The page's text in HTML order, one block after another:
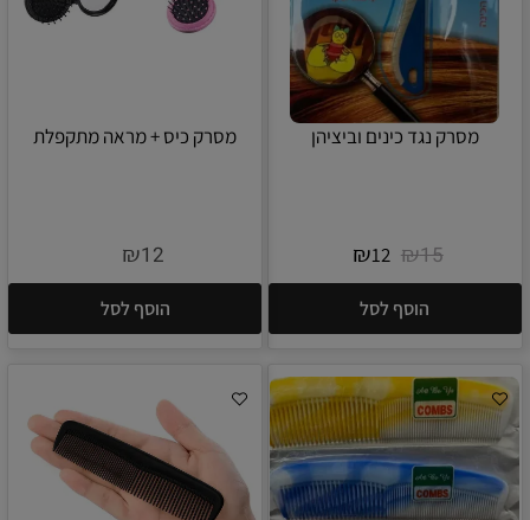
מסרק נגד כינים וביציהן
₪15
₪12
הוסף לסל
מסרק כיס + מראה מתקפלת
₪12
הוסף לסל